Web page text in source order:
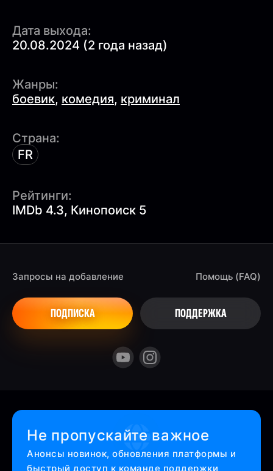
Дата выхода:
20.08.2024 (2 года назад)
Жанры:
боевик, комедия, криминал
Страна:
FR
Рейтинги:
IMDb 4.3, Кинопоиск 5
Запросы на добавление
ПОДПИСКА
Помощь (FAQ)
ПОДДЕРЖКА
Не пропускайте важное
Анонсы новинок, обновления платформы и
быстрый доступ к команде поддержки